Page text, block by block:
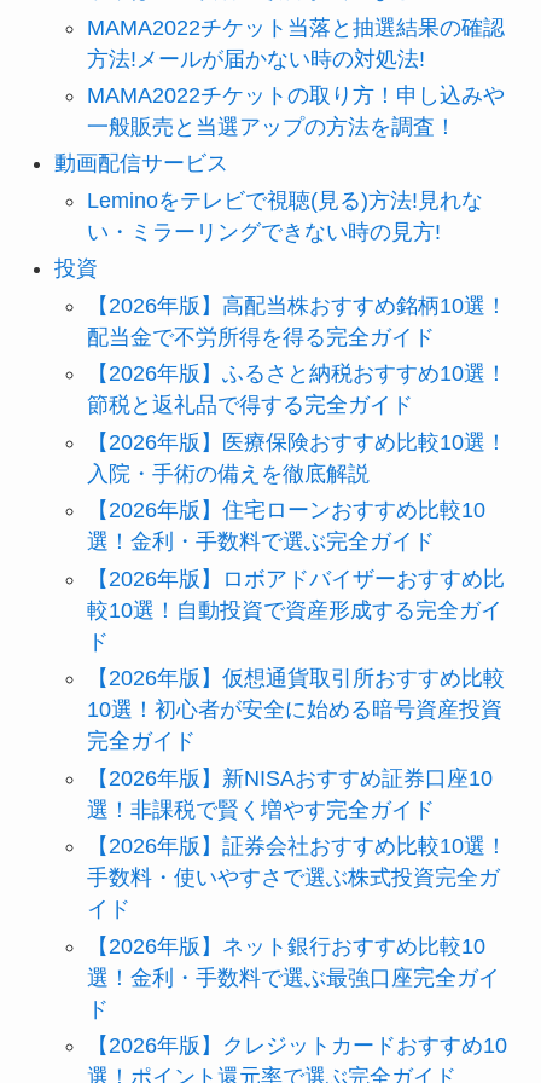
MAMA2022チケット当落と抽選結果の確認
方法!メールが届かない時の対処法!
MAMA2022チケットの取り方！申し込みや
一般販売と当選アップの方法を調査！
動画配信サービス
Leminoをテレビで視聴(見る)方法!見れな
い・ミラーリングできない時の見方!
投資
【2026年版】高配当株おすすめ銘柄10選！
配当金で不労所得を得る完全ガイド
【2026年版】ふるさと納税おすすめ10選！
節税と返礼品で得する完全ガイド
【2026年版】医療保険おすすめ比較10選！
入院・手術の備えを徹底解説
【2026年版】住宅ローンおすすめ比較10
選！金利・手数料で選ぶ完全ガイド
【2026年版】ロボアドバイザーおすすめ比
較10選！自動投資で資産形成する完全ガイ
ド
【2026年版】仮想通貨取引所おすすめ比較
10選！初心者が安全に始める暗号資産投資
完全ガイド
【2026年版】新NISAおすすめ証券口座10
選！非課税で賢く増やす完全ガイド
【2026年版】証券会社おすすめ比較10選！
手数料・使いやすさで選ぶ株式投資完全ガ
イド
【2026年版】ネット銀行おすすめ比較10
選！金利・手数料で選ぶ最強口座完全ガイ
ド
【2026年版】クレジットカードおすすめ10
選！ポイント還元率で選ぶ完全ガイド